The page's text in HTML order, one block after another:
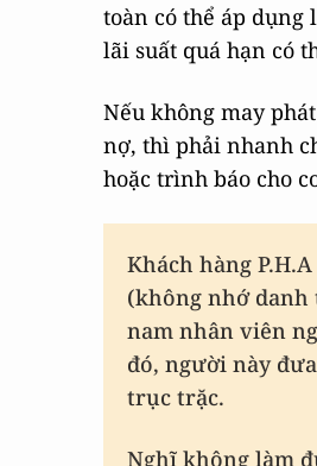
toàn có thể áp dụng
lãi suất quá hạn có
Nếu không may
nợ, thì phải nhanh
hoặc trình báo cho
Khách hàng
(không nhớ danh
nam nhân viên
đó, người này
trục trặc.
Nghĩ không làm